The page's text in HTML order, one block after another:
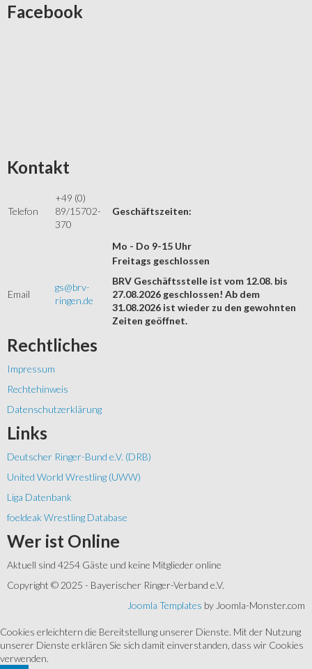
Facebook
Kontakt
Telefon
+49 (0)
89/15702-
370
Geschäftszeiten:
Mo - Do 9-15 Uhr
Email
gs@brv-
ringen.de
Freitags geschlossen
BRV Geschäftsstelle ist vom 12.08. bis
27.08.2026 geschlossen! Ab dem
31.08.2026 ist wieder zu den gewohnten
Zeiten geöffnet.
Rechtliches
Impressum
Rechtehinweis
Datenschutzerklärung
Links
Deutscher Ringer-Bund e.V. (DRB)
United World Wrestling (UWW)
Liga Datenbank
foeldeak Wrestling Database
Wer ist Online
Aktuell sind 4254 Gäste und keine Mitglieder online
Copyright © 2025 - Bayerischer Ringer-Verband e.V.
Joomla Templates by Joomla-Monster.com
Cookies erleichtern die Bereitstellung unserer Dienste. Mit der Nutzung
unserer Dienste erklären Sie sich damit einverstanden, dass wir Cookies
verwenden.